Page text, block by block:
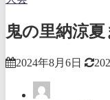
鬼の里納涼
2024年8月6日